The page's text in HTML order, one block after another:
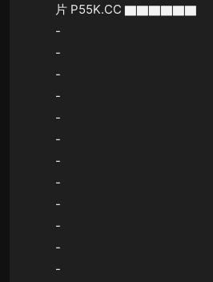
片 P55K.CC ▇▇▇▇▇▇
-
-
-
-
-
-
-
-
-
-
-
-